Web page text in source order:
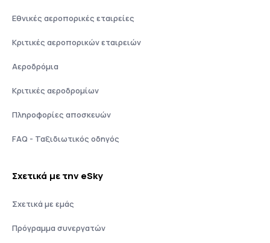
Εθνικές αεροπορικές εταιρείες
Κριτικές αεροπορικών εταιρειών
Αεροδρόμια
Κριτικές αεροδρομίων
Πληροφορίες αποσκευών
FAQ - Ταξιδιωτικός οδηγός
Σχετικά με την eSky
Σχετικά με εμάς
Πρόγραμμα συνεργατών